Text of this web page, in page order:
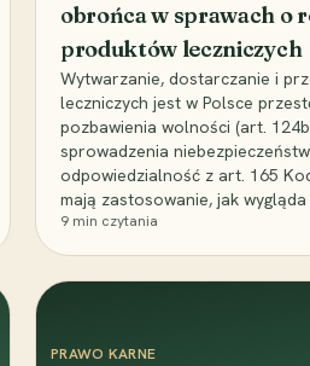
obrońca w sprawach o
produktów leczniczych
Wytwarzanie, dostarczanie i
leczniczych jest w Polsce
pozbawienia wolności (art.
sprowadzenia
odpowiedzialność z art. 165
mają zastosowanie, jak
9 min czytania
PRAWO KARNE